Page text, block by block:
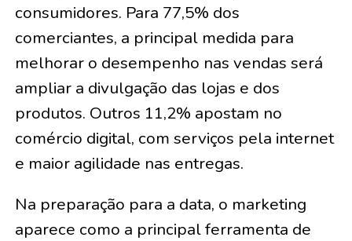
consumidores. Para 77,5% dos
comerciantes, a principal medida para
melhorar o desempenho nas vendas será
ampliar a divulgação das lojas e dos
produtos. Outros 11,2% apostam no
comércio digital, com serviços pela internet
e maior agilidade nas entregas.
Na preparação para a data, o marketing
aparece como a principal ferramenta de